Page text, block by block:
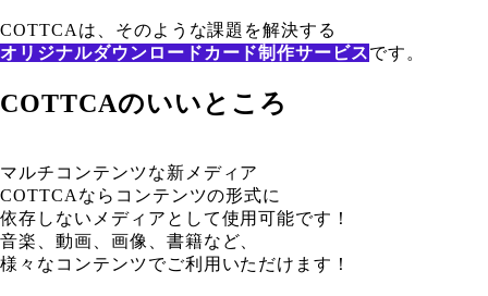
COTTCAは、そのような課題を解決する
オリジナルダウンロードカード制作サービスです。
COTTCAのいいところ
マルチコンテンツな新メディア
COTTCAならコンテンツの形式に
依存しないメディアとして使用可能です！
音楽、動画、画像、書籍など、
様々なコンテンツでご利用いただけます！